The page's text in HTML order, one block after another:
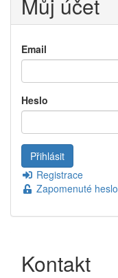
Email
Heslo
Registrace
Zapomenuté heslo
Kontakt